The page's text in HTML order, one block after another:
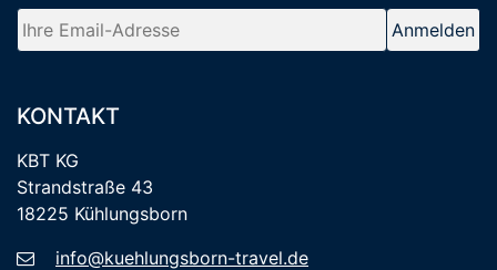
KONTAKT
KBT KG
Strandstraße 43
18225 Kühlungsborn
info@kuehlungsborn-travel.de